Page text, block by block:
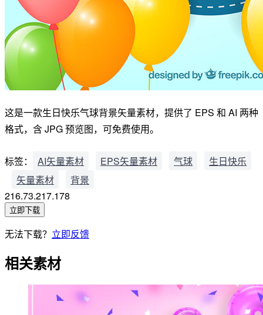
这是一款生日快乐气球背景矢量素材，提供了 EPS 和 AI 两种
格式，含 JPG 预览图，可免费使用。
标签： AI矢量素材 EPS矢量素材 气球
生日快乐
矢量素材
背景
216.73.217.178
立即下载
无法下载？ 立即反馈
相关素材